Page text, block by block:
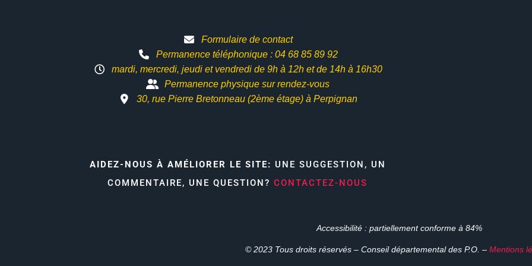
Formulaire de contact
Permanence téléphonique : 04 68 85 89 92
mardi, mercredi, jeudi et vendredi de 9h à 12h etde 14h à 16h30
Permanence physique sur rendez-vous
30, rue Pierre Bretonneau (2ème étage) à Perpignan
AIDEZ-NOUS À AMÉLIORER LE SITE: UNE SUGGESTION, UN
COMMENTAIRE, UNE QUESTION? CONTACTEZ-NOUS
Accessibilité : partiellement conforme à 84%
© 2023 Tous droits réservés – Conseil départemental des P.O. – Mentions